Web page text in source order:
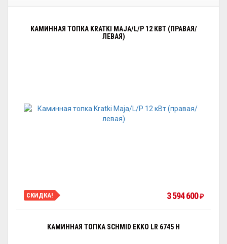
КАМИННАЯ ТОПКА KRATKI MAJA/L/P 12 КВТ (ПРАВАЯ/
ЛЕВАЯ)
СКИДКА! 3 594 600₽
КАМИННАЯ ТОПКА SCHMID EKKO LR 6745 H